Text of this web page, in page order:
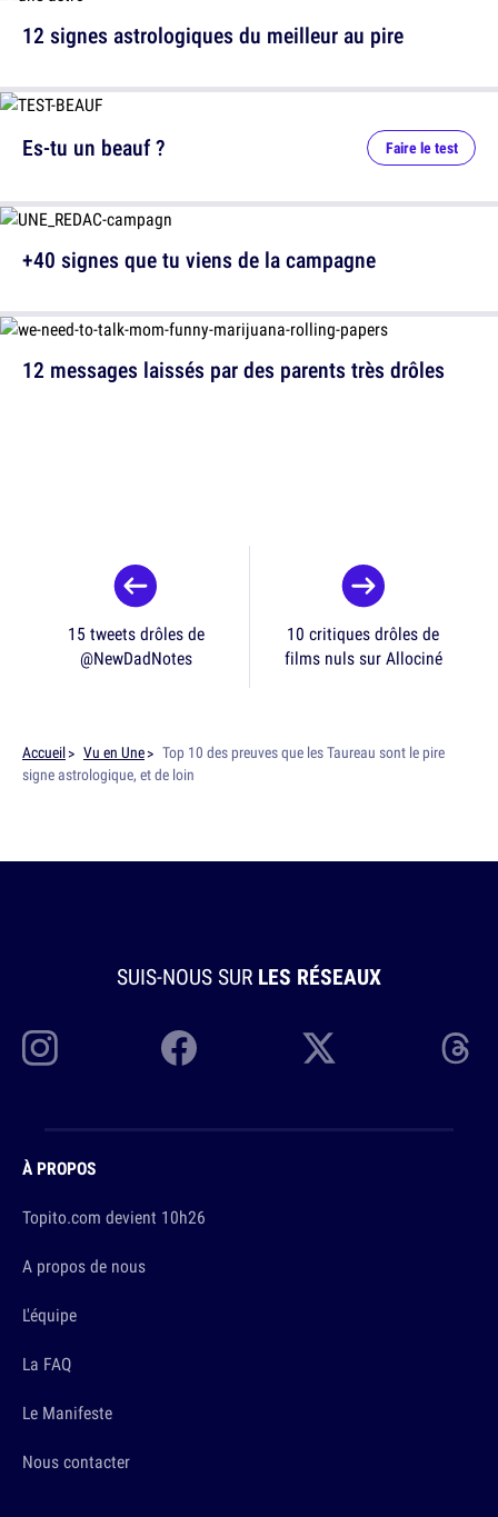
12 signes astrologiques du meilleur au pire
12 messages laissés par des parents très drôles
Es-tu un beauf ? Faire le test
+40 signes que tu viens de la campagne
15 tweets drôles de
@NewDadNotes
10 critiques drôles de
films nuls sur Allociné
Accueil Vu en Une
Top 10 des preuves que les Taureau sont le pire
signe astrologique, et de loin
SUIS-NOUS SUR LES RÉSEAUX
À PROPOS
Topito.com devient 10h26
A propos de nous
L'équipe
La FAQ
Le Manifeste
Nous contacter